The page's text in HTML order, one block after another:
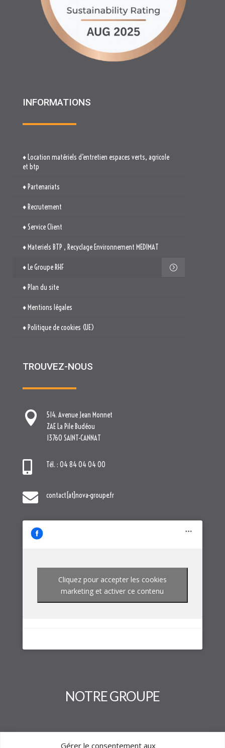
Gérer le consentement aux
INFORMATIONS
♦ Location matériels d’entretien espaces verts, agricole
et btp
♦ Partenariats
♦ Recrutement
♦ Service Client
♦ Materiels BTP , Recyclage Environnement MEDIMAT
♦ Le Groupe RHF
♦ Plan du site
♦ Mentions légales
♦ Politique de cookies (UE)
TROUVEZ-NOUS

514. Avenue Jean Monnet
ZAE La Pile Budéou
13760 SAINT-CANNAT
 Tél. : 04 84 04 04 00
 contact[at]nova-groupe.fr
Cliquez pour accepter les cookies
marketing et activer ce contenu
NOTRE GROUPE